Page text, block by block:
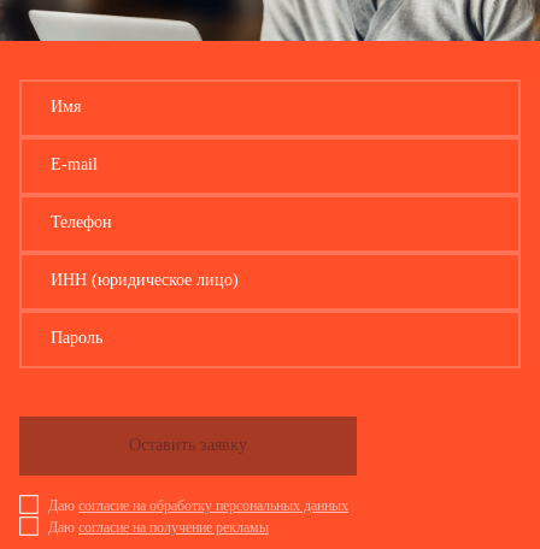
Отпускная цена с НДС, акцизом и другими видами налогов,
включая плату за доставку продукции (товара) покупателям,
1 Вводится код товара в соответствии с перечнем обследуемых видов товаров (готовой продукции), приведенным в
данных (лицо, уполномоченное предоставлять
первичные статистические данные от имени
юридического лица или от имени физического
Имя
E-mail
Телефон
ИНН (юридическое лицо)
Пароль
Даю согласие на обработку персональных данных
Даю согласие на получение рекламы
Оставить заявку